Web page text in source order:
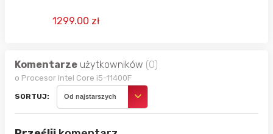
1299.00 zł
Komentarze użytkowników (0)
o Procesor Intel Core i5-11400F
SORTUJ: Od najstarszych